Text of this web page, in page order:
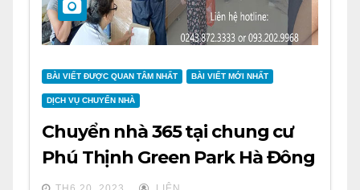
BÀI VIẾT ĐƯỢC QUAN TÂM NHẤT BÀI VIẾT MỚI NHẤT
DỊCH VỤ CHUYỂN NHÀ
Chuyển nhà 365 tại chung cư
Phú Thịnh Green Park Hà Đông